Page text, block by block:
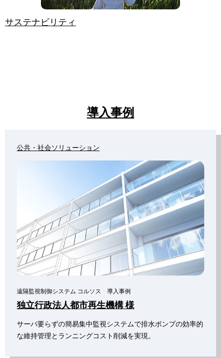
サステナビリティ
導入事例
公共・社会ソリューション
遠隔監視制御システム コルソス 導入事例
独立行政法人都市再生機構 様
サーバ要らずの簡易集中監視システムで排水ポンプの効率的
な維持管理とランニングコスト削減を実現。